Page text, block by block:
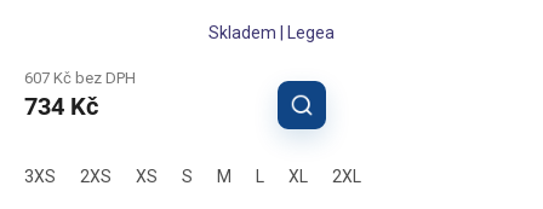
Skladem | Legea
607 Kč bez DPH
734 Kč
3XS 2XS XS S M XL 2XL